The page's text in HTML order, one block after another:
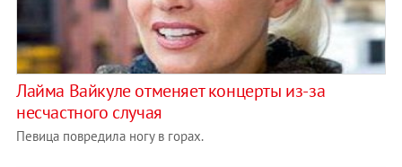
Лайма Вайкуле отменяет концерты из-за
несчастного случая
Певица повредила ногу в горах.